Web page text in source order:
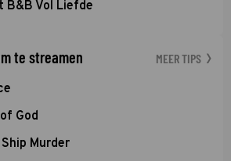
Vol Liefde
te streamen MEER TIPS
God
Murder